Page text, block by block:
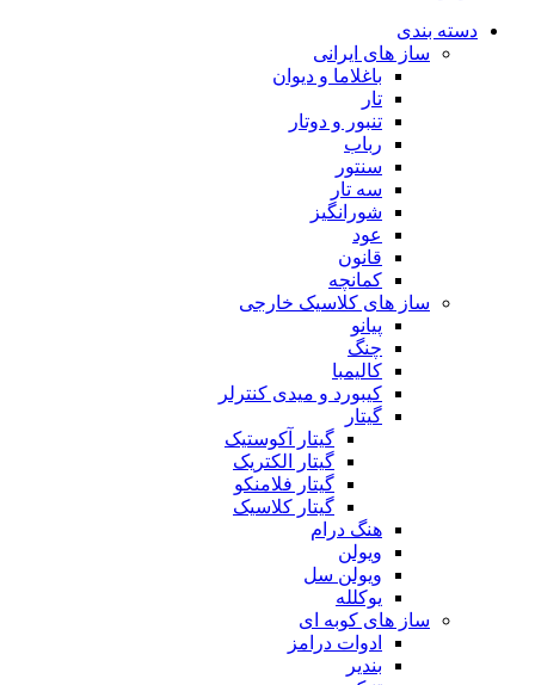
دسته بندی
ساز های ایرانی
باغلاما و دیوان
تار
تنبور و دوتار
رباب
سنتور
سه تار
شورانگیز
عود
قانون
کمانچه
ساز های کلاسیک خارجی
پیانو
چنگ
کالیمبا
کیبورد و میدی کنترلر
گیتار
گیتار آکوستیک
گیتار الکتریک
گیتار فلامنکو
گیتار کلاسیک
هنگ درام
ویولن
ویولن سل
یوکلله
ساز های کوبه ای
ادوات درامز
بندیر